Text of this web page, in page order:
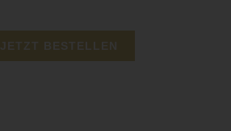
JETZT BESTELLEN